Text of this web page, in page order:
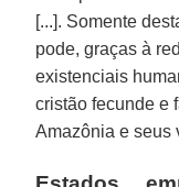
[...]. Somente
pode, graças à
existenciais
cristão fecunde e
Amazônia e seus